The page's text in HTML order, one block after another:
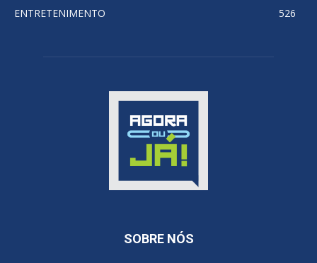
ENTRETENIMENTO
526
SOBRE NÓS